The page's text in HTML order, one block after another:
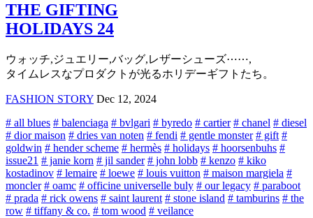
THE GIFTING
HOLIDAYS 24
ウォッチ,ジュエリー,バッグ,レザーシューズ⋯⋯,
タイムレスなプロダクトが光るホリデーギフトたち。
FASHION STORY Dec 12, 2024
# all blues # balenciaga # bvlgari # byredo # cartier # chanel # diesel
# dior maison # dries van noten # fendi # gentle monster # gift #
goldwin # hender scheme # hermès # holidays # hoorsenbuhs #
issue21 # janie korn # jil sander # john lobb # kenzo # kiko
kostadinov # lemaire # loewe # louis vuitton # maison margiela #
moncler # oamc # officine universelle buly # our legacy # paraboot
# prada # rick owens # saint laurent # stone island # tamburins # the
row # tiffany & co. # tom wood # veilance